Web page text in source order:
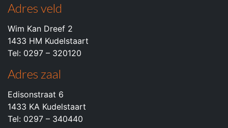
Adres veld
Wim Kan Dreef 2
1433 HM Kudelstaart
Tel: 0297 – 320120
Adres zaal
Edisonstraat 6
1433 KA Kudelstaart
Tel: 0297 – 340440